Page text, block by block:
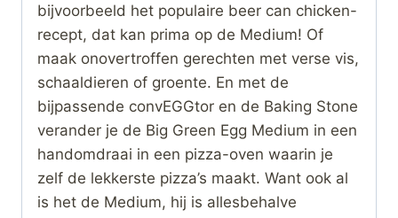
bijvoorbeeld het populaire beer can chicken-
recept, dat kan prima op de Medium! Of
maak onovertroffen gerechten met verse vis,
schaaldieren of groente. En met de
bijpassende convEGGtor en de Baking Stone
verander je de Big Green Egg Medium in een
handomdraai in een pizza-oven waarin je
zelf de lekkerste pizza’s maakt. Want ook al
is het de Medium, hij is allesbehalve